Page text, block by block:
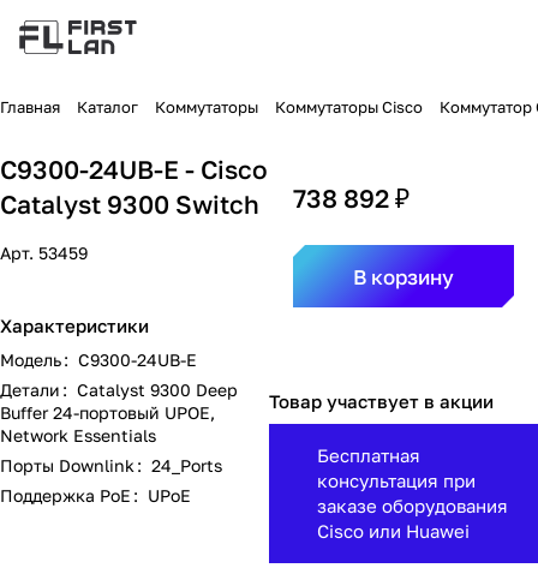
Главная Каталог Коммутаторы Коммутаторы Cisco Коммутатор
C9300-24UB-E - Cisco
Catalyst 9300 Switch
Арт. 53459
Характеристики
Модель: C9300-24UB-E
Детали: Catalyst 9300 Deep
Buffer 24-портовый UPOE,
Network Essentials
Порты Downlink: 24_Ports
Поддержка PoE: UPoE
738 892 ₽
В корзину
Товар участвует в акции
Бесплатная
консультация при
заказе оборудования
Cisco или Huawei